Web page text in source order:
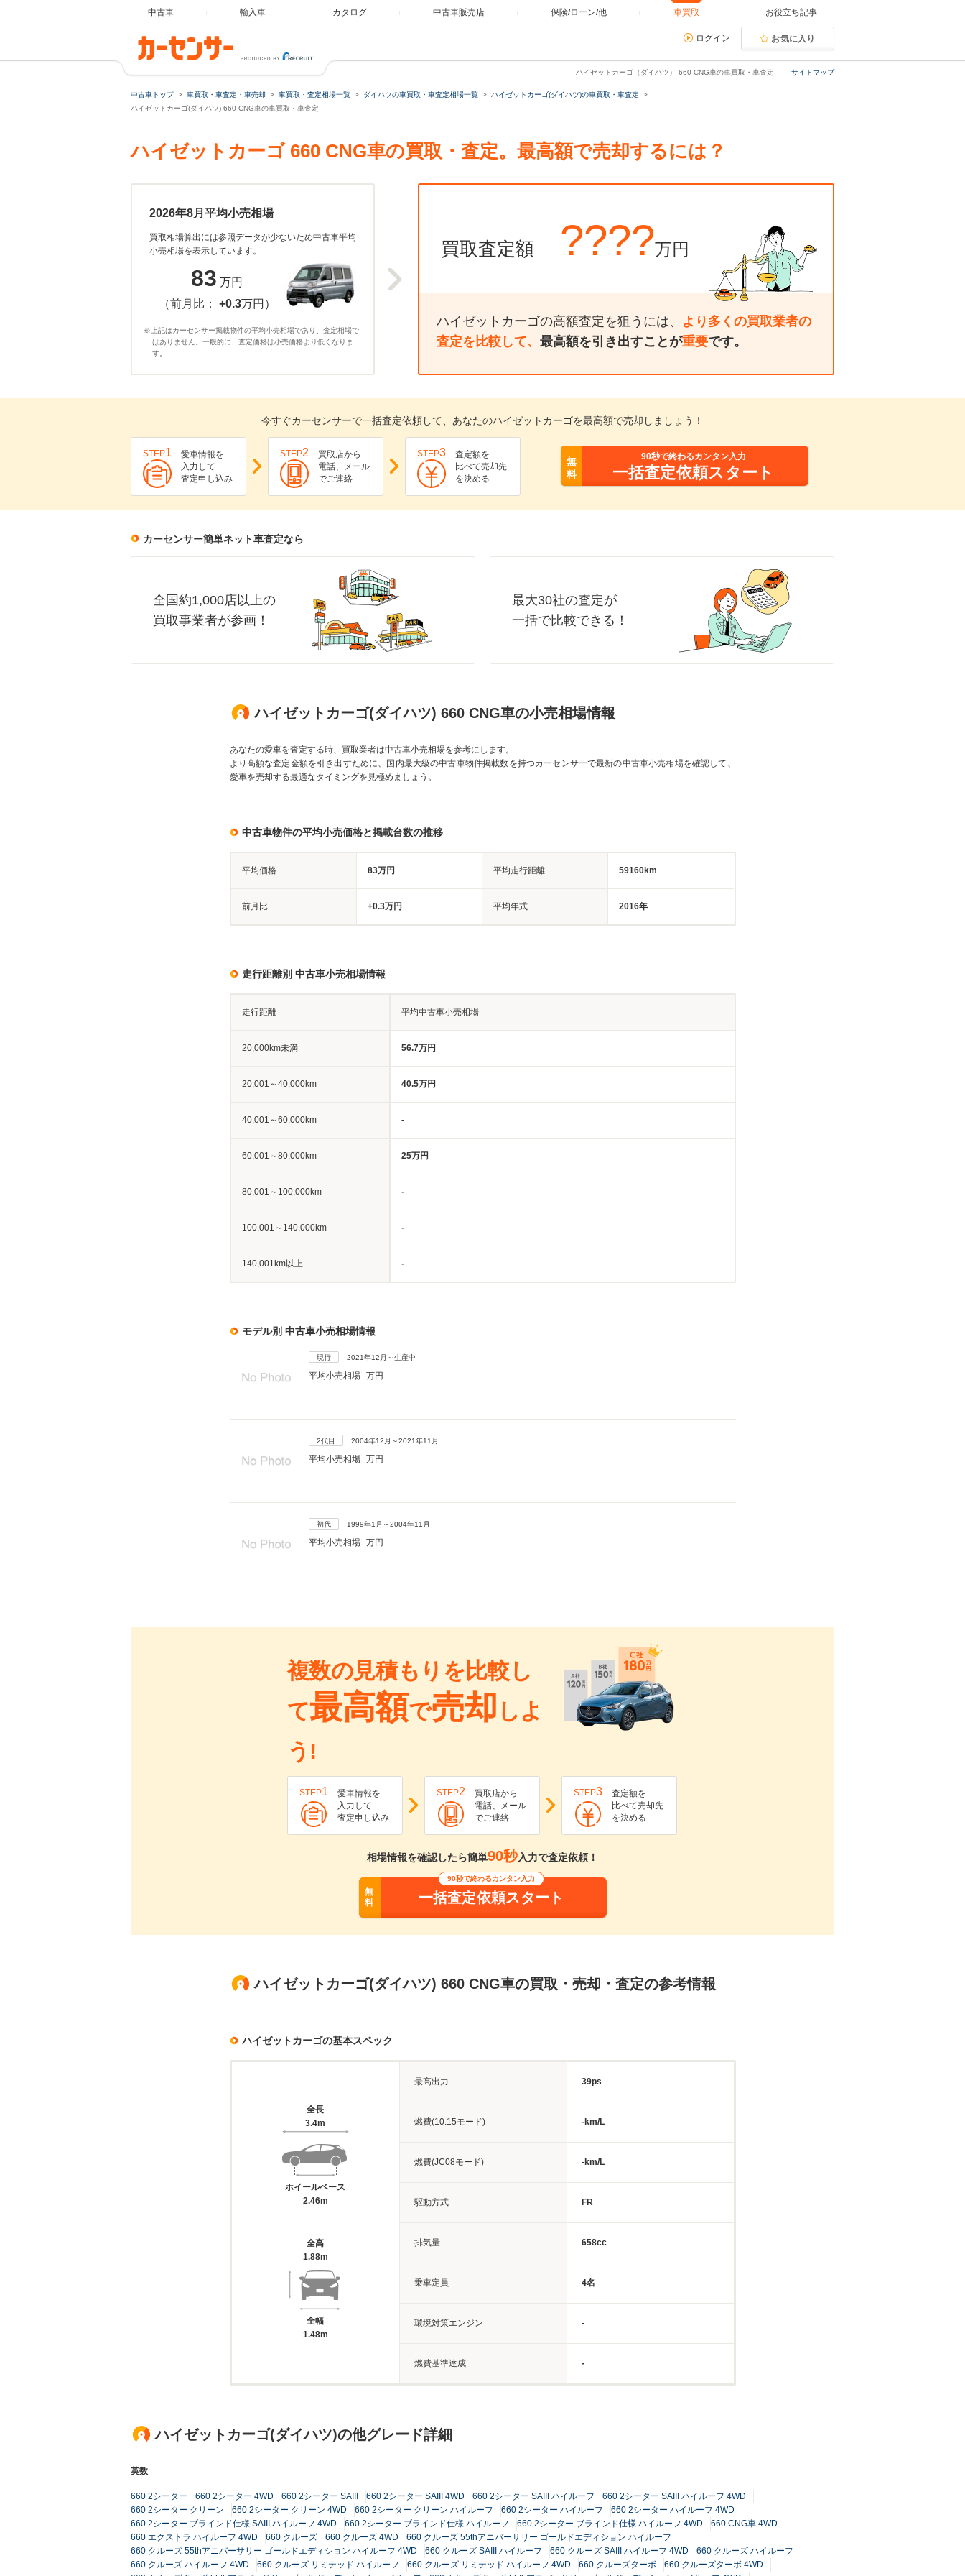
中古車 輸入車 カタログ 中古車販売店 保険/ローン/他 車買取 お役立ち記事
ログイン お気に入り
サイトマップ
ハイゼットカーゴ（ダイハツ） 660 CNG車の車買取・車査定
中古車トップ 車買取・車査定・車売却 車買取・査定相場一覧 ダイハツの車買取・車査定相場一覧
ハイゼットカーゴ(ダイハツ)の車買取・車査定
ハイゼットカーゴ(ダイハツ) 660 CNG車の車買取・車査定
ハイゼットカーゴ 660 CNG車の買取・査定。最高額で売却するには？
2026年8月平均小売相場
買取相場算出には参照データが少ないため中古車平均
小売相場を表示しています。
83 万円
（前月比： +0.3万円）
※上記はカーセンサー掲載物件の平均小売相場であり、査定相場で
はありません。一般的に、査定価格は小売価格より低くなりま
す。
買取査定額 ????万円
ハイゼットカーゴの高額査定を狙うには、 より多くの買取業者の
査定を比較して、 最高額を引き出すことが重要です。
今すぐカーセンサーで一括査定依頼して、あなたのハイゼットカーゴを最高額で売却しましょう！
STEP1
愛車情報を
入力して
査定申し込み
STEP2
買取店から
電話、メール
でご連絡
STEP3
査定額を
比べて売却先
を決める
無
料
90秒で終わるカンタン入力
一括査定依頼スタート
カーセンサー簡単ネット車査定なら
全国約1,000店以上の
買取事業者が参画！
最大30社の査定が
一括で比較できる！
ハイゼットカーゴ(ダイハツ) 660 CNG車の小売相場情報
あなたの愛車を査定する時、買取業者は中古車小売相場を参考にします。
より高額な査定金額を引き出すために、国内最大級の中古車物件掲載数を持つカーセンサーで最新の中古車小売相場を確認して、
愛車を売却する最適なタイミングを見極めましょう。
中古車物件の平均小売価格と掲載台数の推移
平均価格 83万円 平均走行距離 59160km
前月比 +0.3万円 平均年式 2016年
走行距離別 中古車小売相場情報
走行距離 平均中古車小売相場
20,000km未満 56.7万円
20,001～40,000km 40.5万円
40,001～60,000km -
60,001～80,000km 25万円
80,001～100,000km -
100,001～140,000km -
140,001km以上 -
モデル別 中古車小売相場情報
現行 2021年12月～生産中
平均小売相場 万円
2代目 2004年12月～2021年11月
平均小売相場 万円
初代 1999年1月～2004年11月
平均小売相場 万円
複数の見積もりを比較し
て最高額で売却 しよ
う!
STEP1
愛車情報を
入力して
査定申し込み
STEP2
買取店から
電話、メール
でご連絡
STEP3
査定額を
比べて売却先
を決める
相場情報を確認したら簡単90秒入力で査定依頼！
無
料
90秒で終わるカンタン入力
一括査定依頼スタート
ハイゼットカーゴ(ダイハツ) 660 CNG車の買取・売却・査定の参考情報
ハイゼットカーゴの基本スペック
全長
3.4m
ホイールベース
2.46m
全高
1.88m
全幅
1.48m
最高出力 39ps
燃費(10.15モード) -km/L
燃費(JC08モード) -km/L
駆動方式 FR
排気量 658cc
乗車定員 4名
環境対策エンジン -
燃費基準達成 -
ハイゼットカーゴ(ダイハツ)の他グレード詳細
英数
660 2シーター 660 2シーター 4WD 660 2シーター SAIII 660 2シーター SAIII 4WD 660 2シーター SAIII ハイルーフ
660 2シーター SAIII ハイルーフ 4WD
660 2シーター クリーン
660 2シーター クリーン 4WD 660 2シーター クリーン ハイルーフ 660 2シーター ハイルーフ
660 2シーター ハイルーフ 4WD
660 2シーター ブラインド仕様 SAIII ハイルーフ 4WD
660 2シーター ブラインド仕様 ハイルーフ 660 2シーター ブラインド仕様 ハイルーフ 4WD
660 CNG車 4WD
660 エクストラ ハイルーフ 4WD
660 クルーズ 660 クルーズ 4WD
660 クルーズ 55thアニバーサリー ゴールドエディション ハイルーフ
660 クルーズ 55thアニバーサリー ゴールドエディション ハイルーフ 4WD
660 クルーズ SAIII ハイルーフ 660 クルーズ SAIII ハイルーフ 4WD
660 クルーズ ハイルーフ
660 クルーズ ハイルーフ 4WD
660 クルーズ リミテッド ハイルーフ 660 クルーズ リミテッド ハイルーフ 4WD 660 クルーズターボ
660 クルーズターボ 4WD